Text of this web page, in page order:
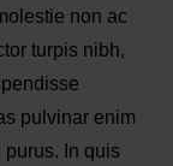
non ac
turpis nibh,
pulvinar enim
In quis